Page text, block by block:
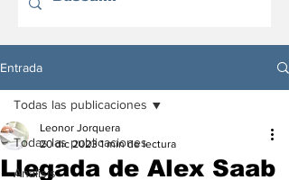
Entrada
Todas las publicaciones
Análisis
Todas las publicaciones
Llegada de Alex Saab
Leonor Jorquera
20 dic 2023 1 min de lectura